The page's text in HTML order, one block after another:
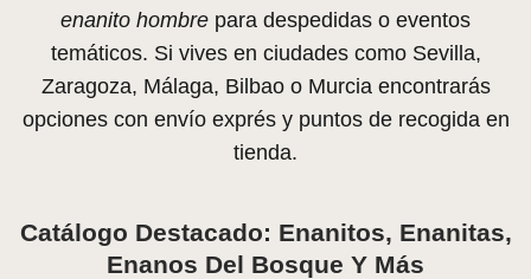
enanito hombre para despedidas o eventos
temáticos. Si vives en ciudades como Sevilla,
Zaragoza, Málaga, Bilbao o Murcia encontrarás
opciones con envío exprés y puntos de recogida en
tienda.
Catálogo Destacado: Enanitos, Enanitas,
Enanos Del Bosque Y Más